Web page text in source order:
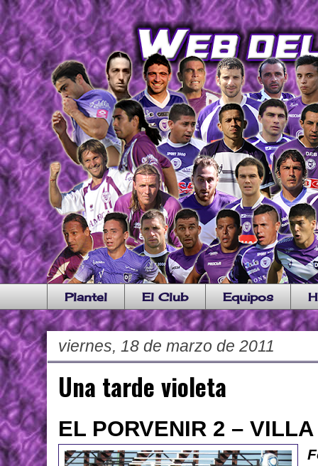
Plantel El Club Equipos
viernes, 18 de marzo de 2011
Una tarde violeta
EL PORVENIR 2 –